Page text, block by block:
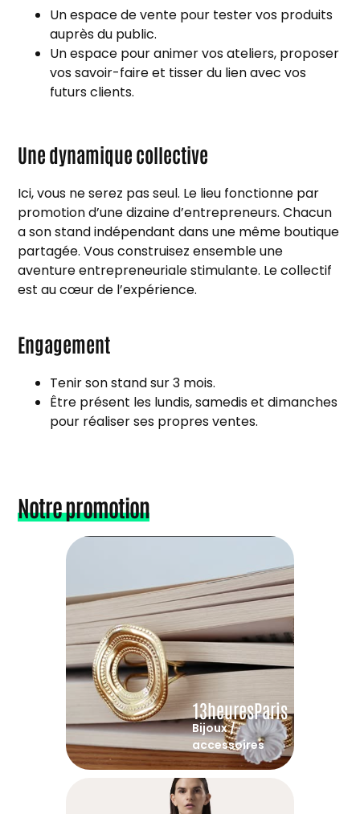
Un espace de vente pour tester vos produits
auprès du public.
Un espace pour animer vos ateliers, proposer
vos savoir-faire et tisser du lien avec vos
futurs clients.
Une dynamique collective
Ici, vous ne serez pas seul. Le lieu fonctionne par
promotiond’une dizaine d’entrepreneurs. Chacun
a son stand indépendant dans une même boutique
partagée. Vous construisez ensemble une
aventure entrepreneuriale stimulante. Le collectif
est au cœur de l’expérience.
Engagement
Tenir son stand sur 3 mois.
Être présent les lundis, samedis et dimanches
pour réaliser ses propres ventes.
Notre promotion
13heuresParis
Bijoux /
accessoires